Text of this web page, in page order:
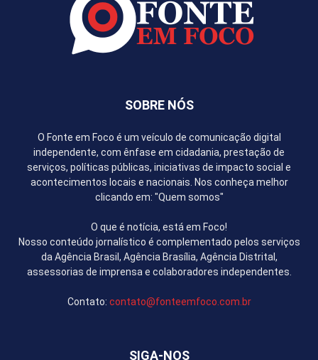
SOBRE NÓS
O Fonte em Foco é um veículo de comunicação digital
independente, com ênfase em cidadania, prestação de
serviços, políticas públicas, iniciativas de impacto social e
acontecimentos locais e nacionais. Nos conheça melhor
clicando em: "Quem somos"
O que é notícia, está em Foco!
Nosso conteúdo jornalístico é complementado pelos serviços
da Agência Brasil, Agência Brasília, Agência Distrital,
assessorias de imprensa e colaboradores independentes.
Contato: contato@fonteemfoco.com.br
SIGA-NOS